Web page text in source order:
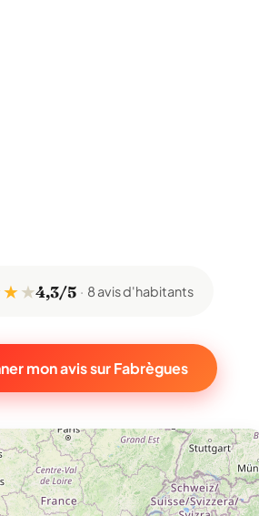
★★4,3/5 8 avis d'habitants
mon avis sur Fabrègues